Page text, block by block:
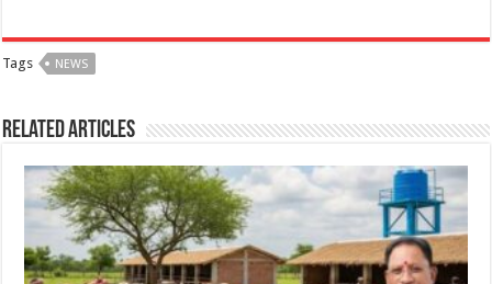
c
e
b
o
o
k
at
A
p
p
ss
n
g
e
r
itt
r
e
ra
m
ar
Tags NEWS
Related Articles